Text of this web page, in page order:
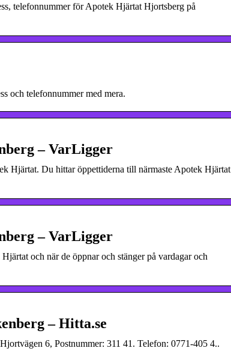
telefonnummer för Apotek Hjärtat Hjortsberg på
och telefonnummer med mera.
– VarLigger
Hjärtat. Du hittar öppettiderna till närmaste Apotek Hjärtat
– VarLigger
och när de öppnar och stänger på vardagar och
– Hitta.se
6, Postnummer: 311 41. Telefon: 0771-405 4..